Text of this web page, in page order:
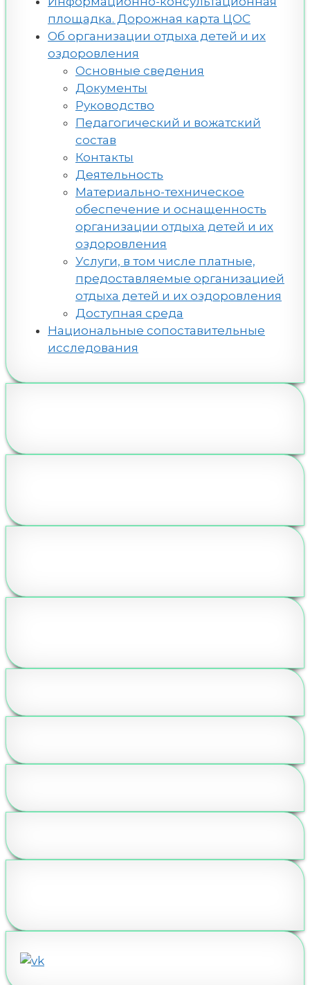
площадка. Дорожная карта ЦОС
Об организации отдыха детей и их
оздоровления
Основные сведения
Документы
Руководство
Педагогический и вожатский
состав
Контакты
Деятельность
Материально-техническое
обеспечение и оснащенность
организации отдыха детей и их
оздоровления
Услуги, в том числе платные,
предоставляемые организацией
отдыха детей и их оздоровления
Доступная среда
Национальные сопоставительные
исследования